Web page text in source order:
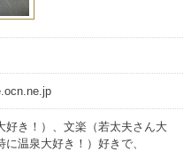
好き！）、文楽（若太夫さん大
温泉大好き！）好きで、